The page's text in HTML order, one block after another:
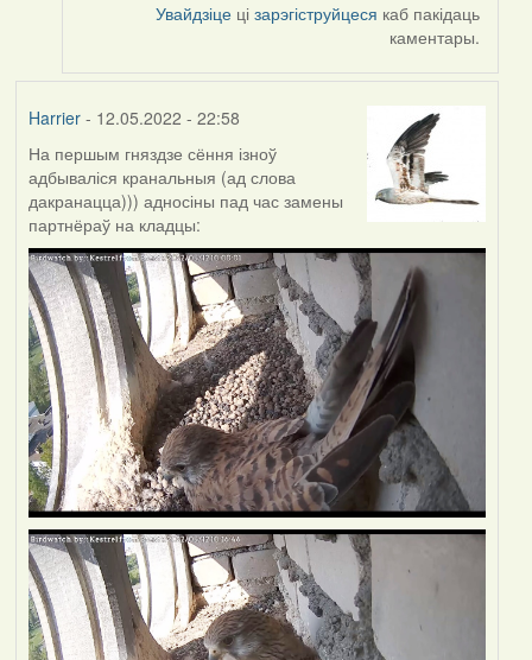
Увайдзіце цізарэгіструйцеся каб пакідаць
каментары.
Harrier- 12.05.2022 - 22:58
На першым гняздзе сёння ізноў
адбываліся кранальныя (ад слова
дакранацца))) адносіны пад час замены
партнёраў на кладцы: